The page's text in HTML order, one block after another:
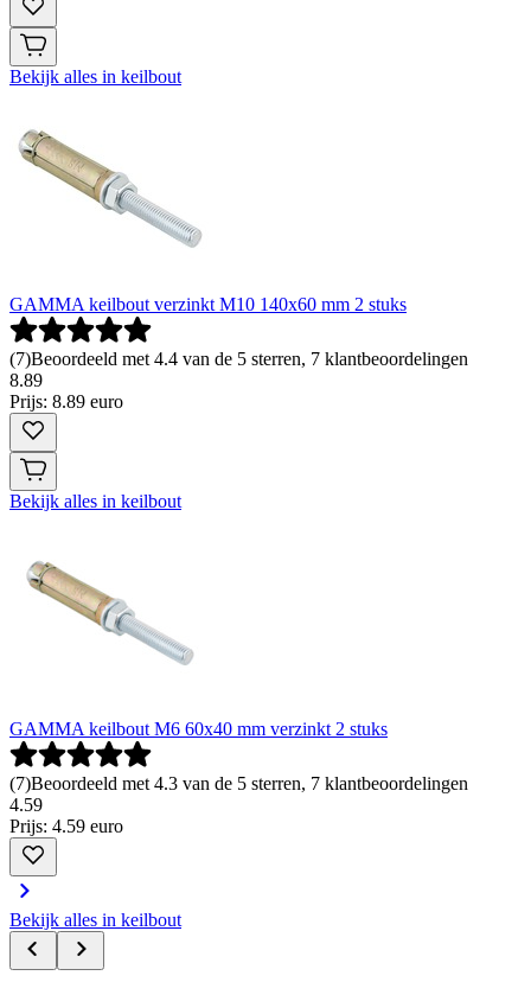
Bekijk alles in keilbout
GAMMA keilbout verzinkt M10 140x60 mm 2 stuks
(7)Beoordeeld met 4.4 van de 5 sterren, 7 klantbeoordelingen
8.89
Prijs: 8.89 euro
Bekijk alles in keilbout
GAMMA keilbout M6 60x40 mm verzinkt 2 stuks
(7)Beoordeeld met 4.3 van de 5 sterren, 7 klantbeoordelingen
4.59
Prijs: 4.59 euro
Bekijk alles in keilbout